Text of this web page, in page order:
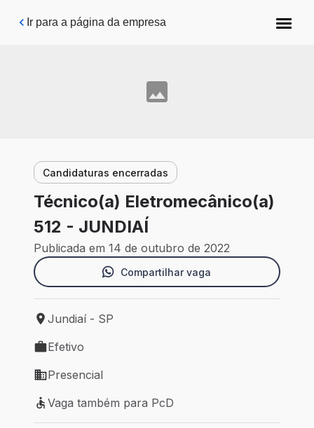
Pular para o conteúdo principal
Ir para a página da empresa
Candidaturas encerradas
Técnico(a) Eletromecânico(a)
512 - JUNDIAÍ
Publicada em 14 de outubro de 2022
Compartilhar vaga
Local de trabalho: Jundiaí - SP
Jundiaí - SP
Tipo de vaga: Efetivo
Efetivo
Modelo de trabalho: Presencial
Presencial
Vaga também para PcD
Vaga também para PcD